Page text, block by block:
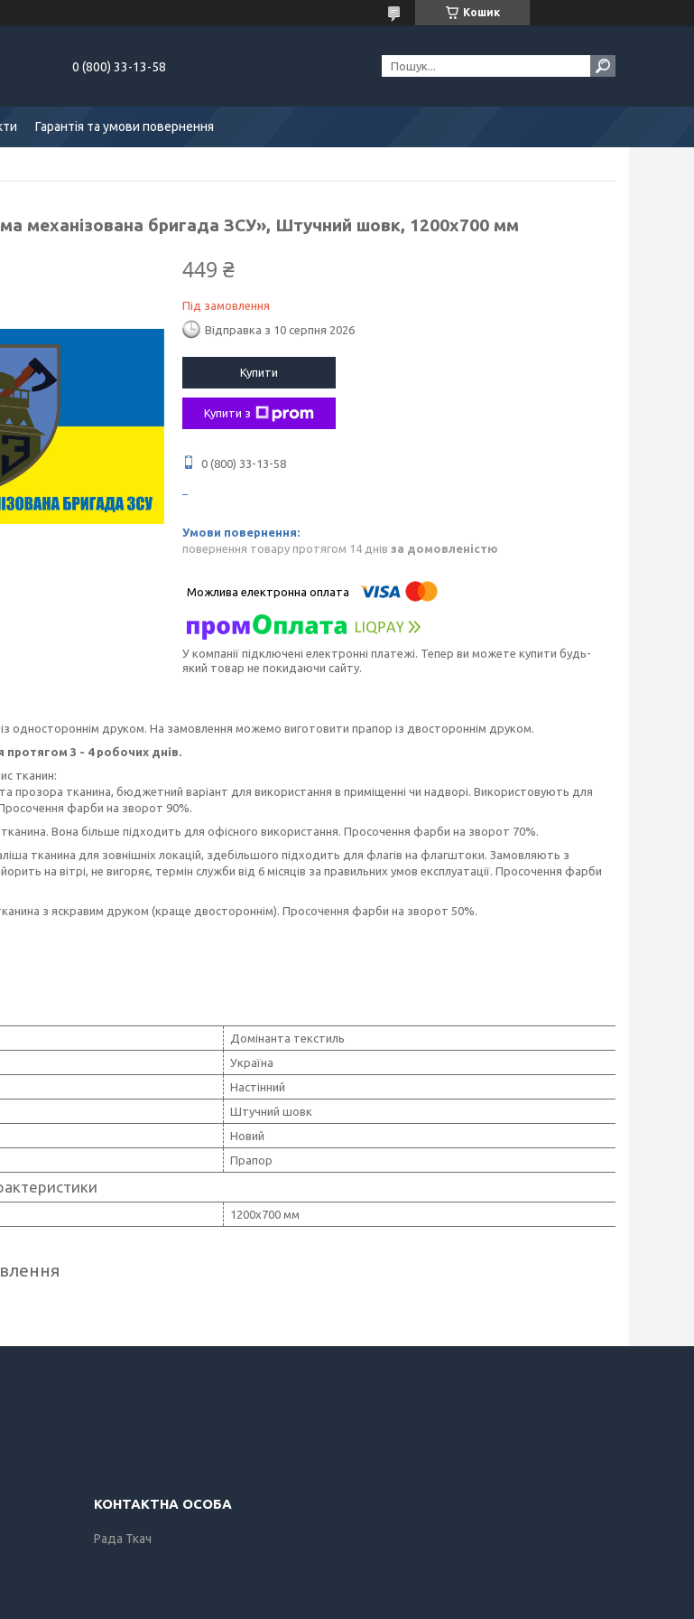
Кошик
0 (800) 33-13-58
Гарантія та умови повернення
механізована бригада ЗСУ», Штучний шовк, 1200х700 мм
449 ₴
Під замовлення
Відправка з 10 серпня 2026
Купити
Купити з
0 (800) 33-13-58
повернення товару протягом 14 днів за домовленістю
У компанії підключені електронні платежі. Тепер ви можете купити будь-
який товар не покидаючи сайту.
із одностороннім друком. На замовлення можемо виготовити прапор із двостороннім друком.
3 - 4 робочих днів.
тканин:
прозора тканина, бюджетний варіант для використання в приміщенні чи надворі. Використовують для
фарби на зворот 90%.
Вона більше підходить для офісного використання. Просочення фарби на зворот 70%.
тканина для зовнішніх локацій, здебільшого підходить для флагів на флагштоки. Замовляють з
на вітрі, не вигоряє, термін служби від 6 місяців за правильних умов експлуатації. Просочення фарби
з яскравим друком (краще двостороннім). Просочення фарби на зворот 50%.
Домінанта текстиль
Україна
Настінний
Штучний шовк
Новий
Прапор
1200х700 мм
Рада Ткач